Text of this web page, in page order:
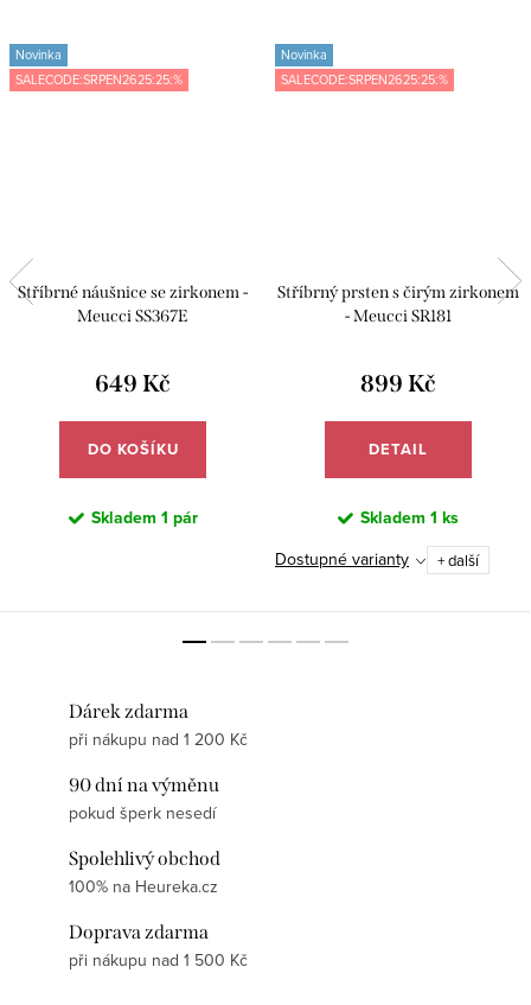
Novinka
SALECODE:SRPEN2625:25:%
Stříbrné náušnice se zirkonem -
Meucci SS367E
649 Kč
DO KOŠÍKU
Skladem 1 pár
Novinka
SALECODE:SRPEN2625:25:%
Stříbrný prsten s čirým zirkonem
- Meucci SR181
899 Kč
DETAIL
Skladem 1 ks
Dostupné varianty + další
Dárek zdarma
při nákupu nad 1 200 Kč
90 dní na výměnu
pokud šperk nesedí
Spolehlivý obchod
100% na Heureka.cz
Doprava zdarma
při nákupu nad 1 500 Kč